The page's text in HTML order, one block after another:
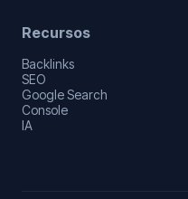
Recursos
Backlinks
SEO
Google Search
Console
IA